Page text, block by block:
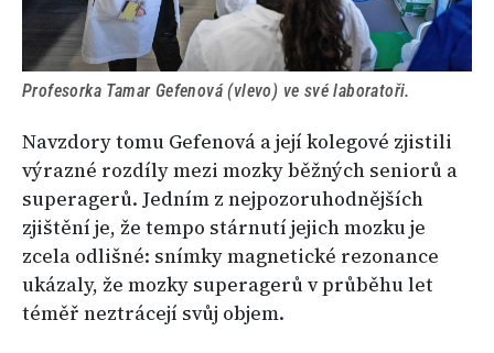
Profesorka Tamar Gefenová (vlevo) ve své laboratoři.
Navzdory tomu Gefenová a její kolegové zjistili
výrazné rozdíly mezi mozky běžných seniorů a
superagerů. Jedním z nejpozoruhodnějších
zjištění je, že tempo stárnutí jejich mozku je
zcela odlišné: snímky magnetické rezonance
ukázaly, že mozky superagerů v průběhu let
téměř neztrácejí svůj objem.